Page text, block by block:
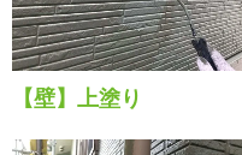
【壁】上塗り